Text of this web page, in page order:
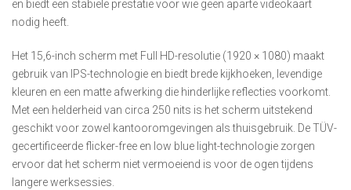
en biedt een stabiele prestatie voor wie geen aparte videokaart
nodig heeft.
Het 15,6-inch scherm met Full HD-resolutie (1920 × 1080) maakt
gebruik van IPS-technologie en biedt brede kijkhoeken, levendige
kleuren en een matte afwerking die hinderlijke reflecties voorkomt.
Met een helderheid van circa 250 nits is het scherm uitstekend
geschikt voor zowel kantooromgevingen als thuisgebruik. De TÜV-
gecertificeerde flicker-free en low blue light-technologie zorgen
ervoor dat het scherm niet vermoeiend is voor de ogen tijdens
langere werksessies.